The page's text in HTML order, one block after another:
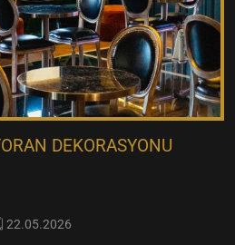
DEKORASYONU
22.05.2026